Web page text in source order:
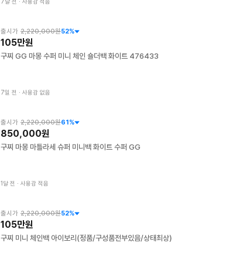
출시가 2,220,000원52%
105만원
구찌 GG 마몽 수퍼 미니 체인 숄더백 화이트 476433
7일 전 ∙ 사용감 없음
출시가 2,220,000원61%
850,000원
구찌 마몽 마틀라세 슈퍼 미니백 화이트 수퍼 GG
1달 전 ∙ 사용감 적음
출시가 2,220,000원52%
105만원
구찌 미니 체인백 아이보리(정품/구성품전부있음/상태최상)